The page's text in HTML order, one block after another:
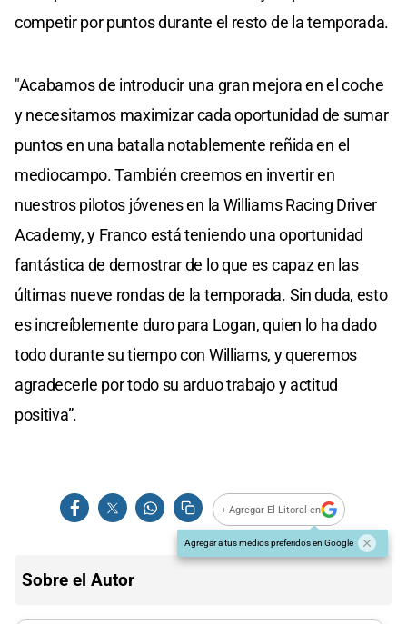
competir por puntos durante el resto de la temporada.
"Acabamos de introducir una gran mejora en el coche
y necesitamos maximizar cada oportunidad de sumar
puntos en una batalla notablemente reñida en el
mediocampo. También creemos en invertir en
nuestros pilotos jóvenes en la Williams Racing Driver
Academy, y Franco está teniendo una oportunidad
fantástica de demostrar de lo que es capaz en las
últimas nueve rondas de la temporada. Sin duda, esto
es increíblemente duro para Logan, quien lo ha dado
todo durante su tiempo con Williams, y queremos
agradecerle por todo su arduo trabajo y actitud
positiva”.
+ Agregar El Litoral en
Agregar a tus medios preferidos en Google
Sobre el Autor